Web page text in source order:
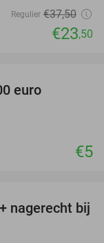
Regulier €37,50
€23,50
euro
€5
34%
nagerecht bij